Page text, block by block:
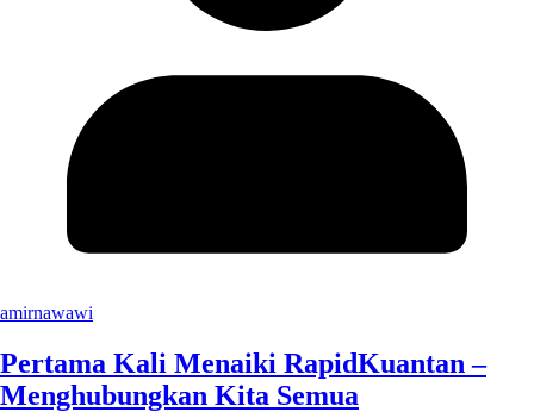
amirnawawi
Pertama Kali Menaiki RapidKuantan –
Menghubungkan Kita Semua